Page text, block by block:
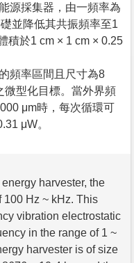
源採集器，由一頻率為
並降低其共振頻率至1
積於1 cm × 1 cm × 0.25
頻率區間且尺寸為8
微型化目標。當外界頻
μm時，每次循環可
μW。
harvester, the
100 Hz ~ kHz. This
vibration electrostatic
in the range of 1 ~
harvester is of size